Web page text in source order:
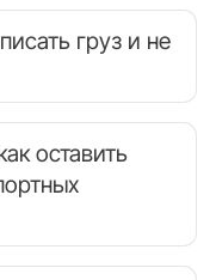
груз и не
оставить